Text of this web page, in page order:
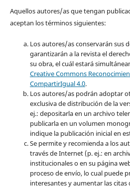
Aquellos autores/as que tengan
aceptan los términos siguientes:
Los autores/as conservarán sus
garantizarán a la revista el
su obra, el cuál estará
Creative Commons
CompartirIgual 4.0.
Los autores/as podrán adoptar
exclusiva de distribución de la
ej.: depositarla en un archivo
publicarla en un volumen
indique la publicación inicial en
Se permite y recomienda a los
través de Internet (p. ej.: en
institucionales o en su página
proceso de envío, lo cual puede
interesantes y aumentar las citas